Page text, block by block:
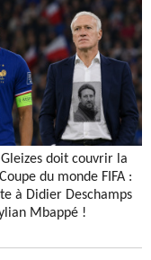
doit couvrir la
du monde FIFA :
à Didier Deschamps
Mbappé !